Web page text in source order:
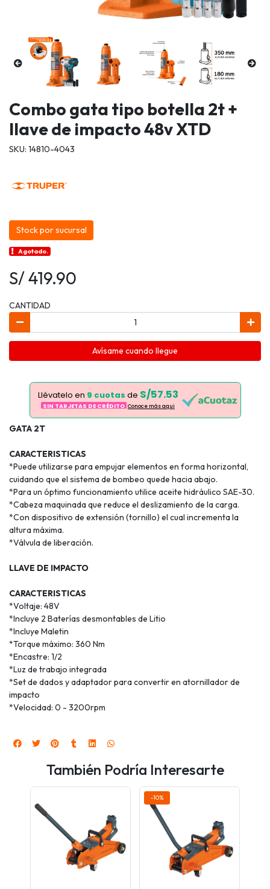
Combo gata tipo botella 2t +
llave de impacto 48v XTD
SKU: 14810-4043
Stock por sucursal
Agotado.
S/ 419.90
CANTIDAD
Avísame cuando llegue
Llévatelo en 9 cuotas de S/57.53
SIN TARJETAS DE CRÉDITO Conoce más aqui
GATA 2T
CARACTERISTICAS
*Puede utilizarse para empujar elementos en forma horizontal,
cuidando que el sistema de bombeo quede hacia abajo.
*Para un óptimo funcionamiento utilice aceite hidráulico SAE-30.
*Cabeza maquinada que reduce el deslizamiento de la carga.
*Con dispositivo de extensión (tornillo) el cual incrementa la
altura máxima.
*Válvula de liberación.
LLAVE DE IMPACTO
CARACTERISTICAS
*Voltaje: 48V
*Incluye 2 Baterías desmontables de Litio
*Incluye Maletin
*Torque máximo: 360 Nm
*Encastre: 1/2
*Luz de trabajo integrada
*Set de dados y adaptador para convertir en atornillador de
impacto
*Velocidad: 0 - 3200rpm
También Podría Interesarte
-10%